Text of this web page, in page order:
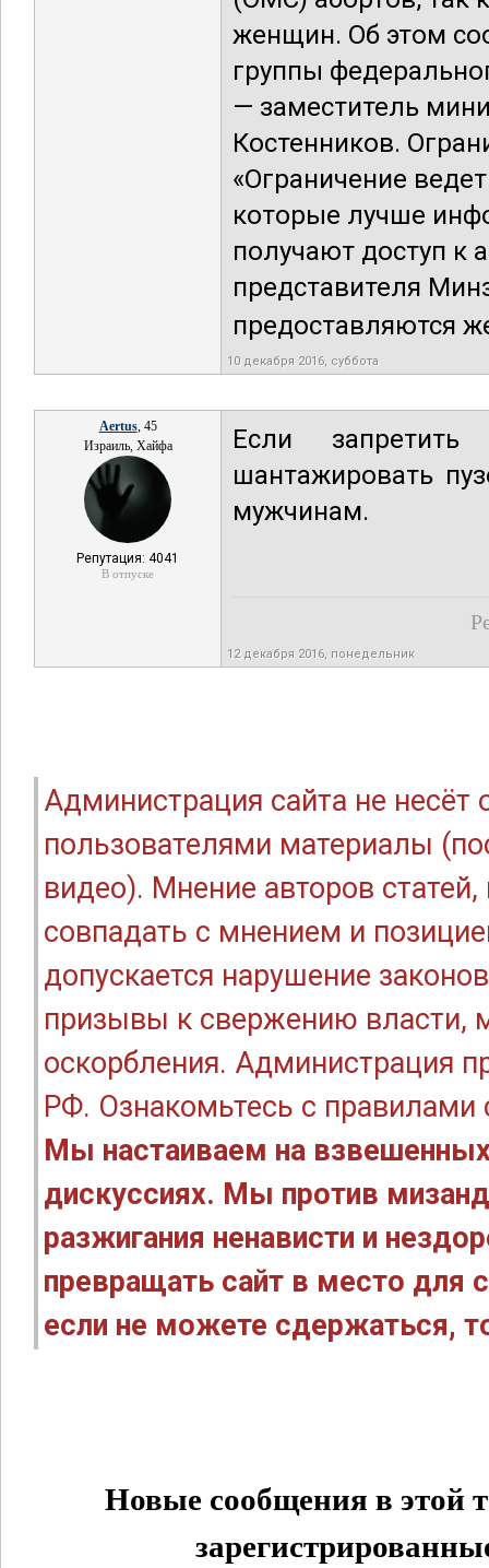
женщин. Об этом
группы
— заместитель
Костенников.
«Ограничение
которые лучше
получают доступ к
представителя
предоставляются
10 декабря 2016, суббота
Aertus, 45
Израиль, Хайфа
Репутация: 4041
В отпуске
Если
шантажировать
мужчинам.
12 декабря 2016, понедельник
Администрация сайта не
пользователями материалы
видео). Мнение авторов
совпадать с мнением и
допускается нарушение
призывы к свержению власти,
оскорбления. Администрация
РФ. Ознакомьтесь с правилами
Мы настаиваем на
дискуссиях. Мы против
разжигания ненависти и
превращать сайт в место для
если не можете сдержаться,
Новые сообщения в этой